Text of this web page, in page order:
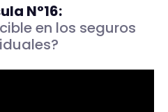
N°16:
en los seguros